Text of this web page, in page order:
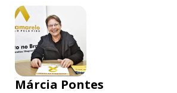
Márcia Pontes